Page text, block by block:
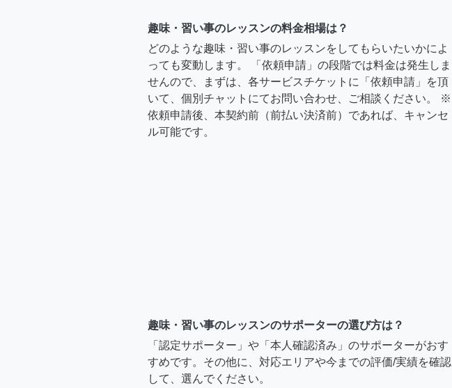
趣味・習い事のレッスンの料金相場は？
どのような趣味・習い事のレッスンをしてもらいたいかによ
っても変動します。 「依頼申請」の段階では料金は発生しま
せんので、まずは、各サービスチケットに「依頼申請」を頂
いて、個別チャットにてお問い合わせ、ご相談ください。 ※
依頼申請後、本契約前（前払い決済前）であれば、キャンセ
ル可能です。
趣味・習い事のレッスンのサポーターの選び方は？
「認定サポーター」や「本人確認済み」のサポーターがおす
すめです。その他に、対応エリアや今までの評価/実績を確認
して、選んでください。